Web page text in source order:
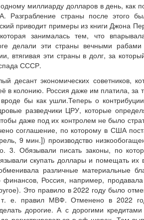
миллиарду долларов в день, как
страны после этого
приводит примеры из книги Джона
занималась тем, что
делали эти страны вечными
втягивая эти страны в долг, за
СССР.
десант экономических советников,
в колонию. Россия даже им платила, за
бы как ушли.Теперь о
разведчики ЦРУ, которые
даже под их контролем не было
соглашение, по которому в США
9 мин.]) производство
3. Обязывали писать законы, по
скупать доллары и помещать
различные материальные
финансов, Россия, например,
Это правило в 2022 году было
е. правил МВФ. Отменено в 2022
дорогие. А с дорогими